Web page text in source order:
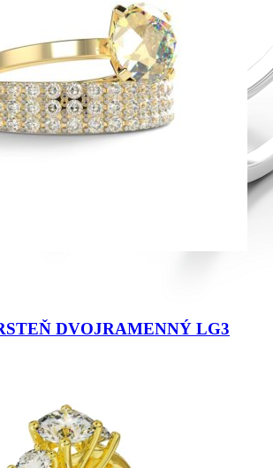
z kolekcie Diamonds line.
DVOJRAMENNÝ LG3